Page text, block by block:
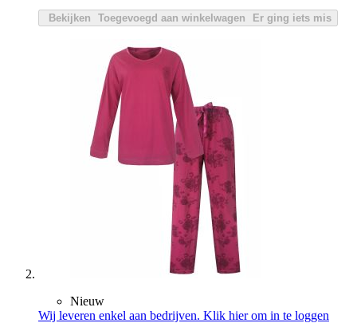
Bekijken Toegevoegd aan winkelwagen Er ging iets mis
Nieuw
Wij leveren enkel aan bedrijven. Klik hier om in te loggen